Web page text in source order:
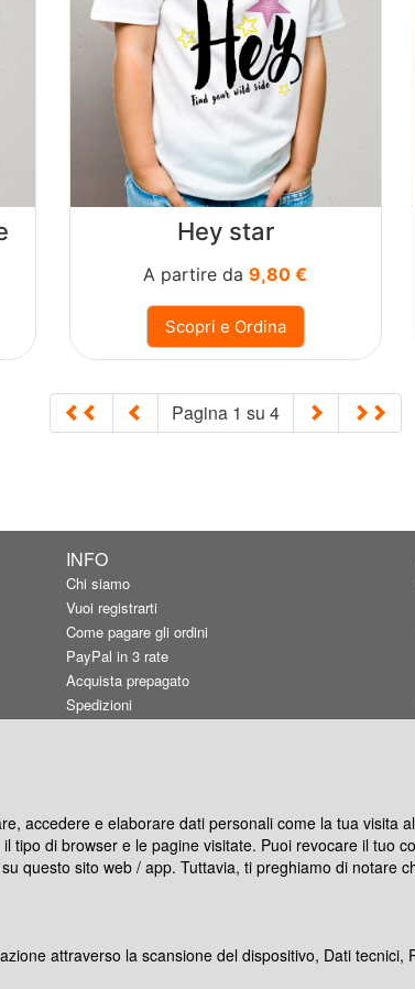
Hey star
A partire da9,80 €
Scopri e Ordina
Pagina 1 su 4
INFO
Chi siamo
Vuoi registrarti
Come pagare gli ordini
PayPal in 3 rate
Acquista prepagato
Spedizioni
Informativa privacy
Preferenze cookie
Co-marketing
accedere e elaborare dati personali come la tua visita
di browser e le pagine visitate. Puoi revocare il tuo
questo sito web / app. Tuttavia, ti preghiamo di notare
attraverso la scansione del dispositivo, Dati